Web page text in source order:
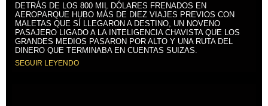
DETRÁS DE LOS 800 MIL DÓLARES FRENADOS EN
AEROPARQUE HUBO MÁS DE DIEZ VIAJES PREVIOS CON
MALETAS QUE SÍ LLEGARON A DESTINO, UN NOVENO
PASAJERO LIGADO A LA INTELIGENCIA CHAVISTA QUE LOS
GRANDES MEDIOS PASARON POR ALTO Y UNA RUTA DEL
DINERO QUE TERMINABA EN CUENTAS SUIZAS.
SEGUIR LEYENDO